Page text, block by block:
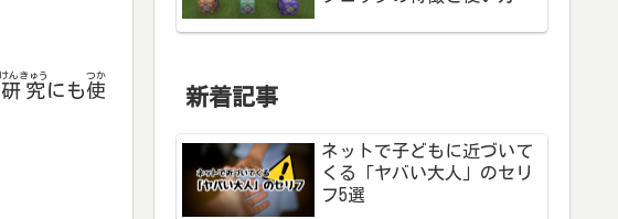
研究
けんきゅう
にも使
つか
新着記事
ネットで子どもに近づいて
くる「ヤバい大人」のセリ
フ5選